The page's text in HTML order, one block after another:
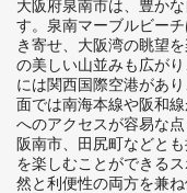
大阪府泉南市は、豊か
す。泉南マーブルビー
き寄せ、大阪湾の眺望
の美しい山並みも広が
には関西国際空港があ
面では南海本線や阪和
へのアクセスが容易な
阪南市、田尻町などと
を楽しむことができる
然と利便性の両方を兼